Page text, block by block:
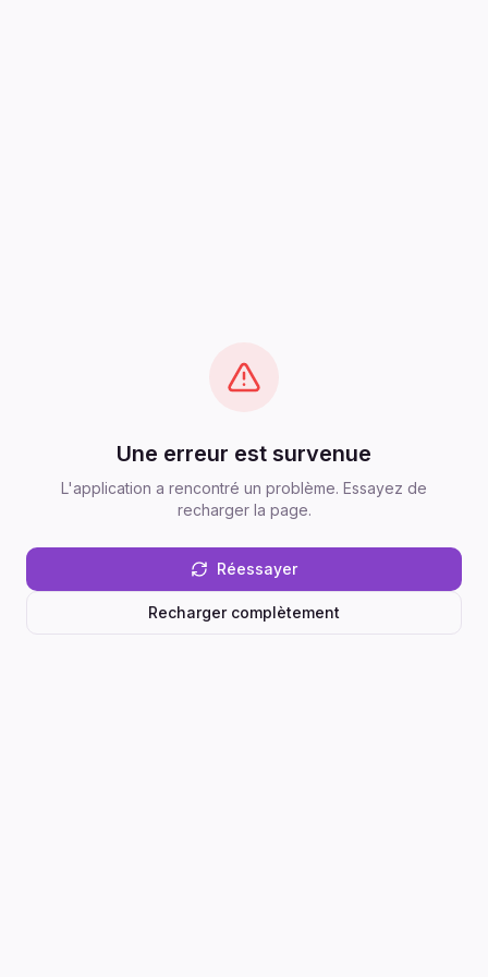
Une erreur est survenue
L'application a rencontré un problème. Essayez de
recharger la page.
Réessayer
Recharger complètement